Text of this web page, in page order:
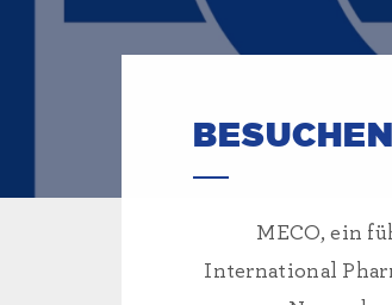
MECO, ein
International